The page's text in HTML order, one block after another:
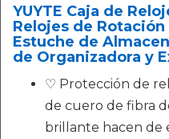
YUYTE Caja de
Relojes de
Estuche de
de Organizadora y
♡ Protección de
de cuero de fibra
brillante hacen de